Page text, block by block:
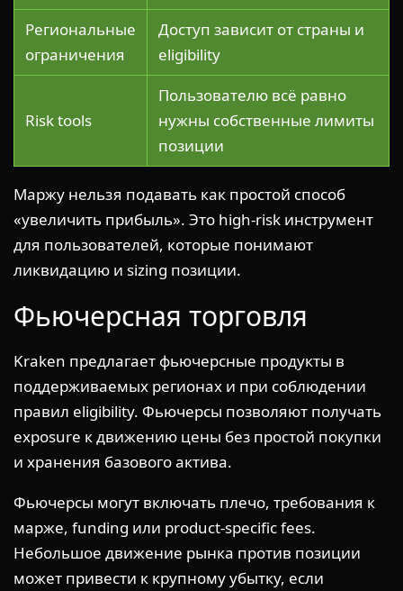
Региональные
ограничения
Доступ зависит от страны и
eligibility
Risk tools
Пользователю всё равно
нужны собственные лимиты
позиции
Маржу нельзя подавать как простой способ
«увеличить прибыль». Это high-risk инструмент
для пользователей, которые понимают
ликвидацию и sizing позиции.
Фьючерсная торговля
Kraken предлагает фьючерсные продукты в
поддерживаемых регионах и при соблюдении
правил eligibility. Фьючерсы позволяют получать
exposure к движению цены без простой покупки
и хранения базового актива.
Фьючерсы могут включать плечо, требования к
марже, funding или product-specific fees.
Небольшое движение рынка против позиции
может привести к крупному убытку, если